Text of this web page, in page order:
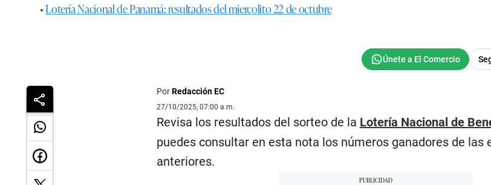
•Lotería Nacional de Panamá: resultados del miercolito 22 de octubre
PorRedacción EC
27/10/2025, 07:00 a.m.
Revisa los resultados del sorteo de la Lotería Nacional de
puedes consultar en esta nota los números ganadores de las
anteriores.